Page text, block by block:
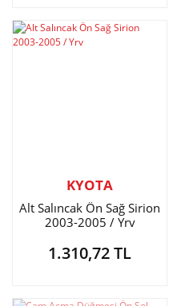
KYOTA
Alt Salıncak Ön Sağ Sirion
2003-2005 / Yrv
1.310,72 TL